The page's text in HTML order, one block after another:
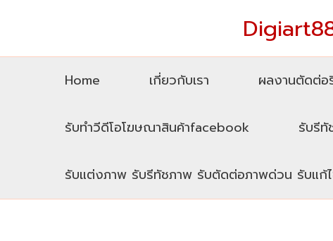
Home เกี่ยวกับเรา ผลงานตัดต่อ
รับทำวีดีโอโฆษณาสินค้าfacebook รับรี
รับแต่งภาพ รับรีทัชภาพ รับตัดต่อภาพด่วน รับแก้